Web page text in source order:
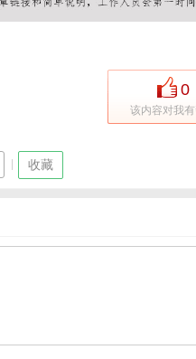
0
该内容对我
收藏